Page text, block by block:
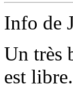
Info de
Un très
est